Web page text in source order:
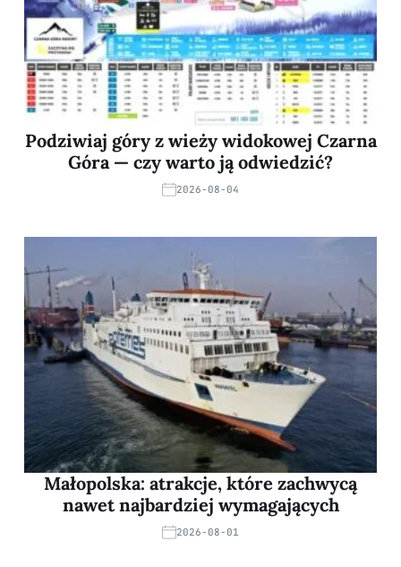
Podziwiaj góry z wieży widokowej Czarna
Góra — czy warto ją odwiedzić?
2026-08-04
Małopolska: atrakcje, które zachwycą
nawet najbardziej wymagających
2026-08-01